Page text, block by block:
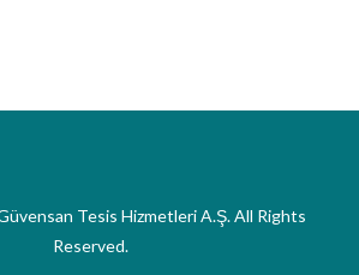
Tesis Hizmetleri A.Ş. All Rights
Reserved.